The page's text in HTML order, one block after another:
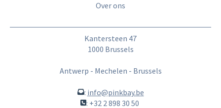
Over ons
Kantersteen 47
1000 Brussels
Antwerp - Mechelen - Brussels
: info@pinkbay.be
: +32 2 898 30 50